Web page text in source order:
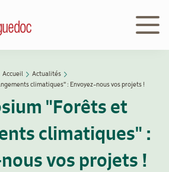
Accueil
Actualités
climatiques" : Envoyez-nous vos projets !
"Forêts et
climatiques" :
vos projets !